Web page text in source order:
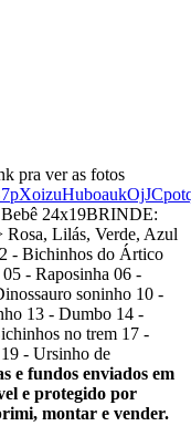
pra ver as fotos
Bebê 24x19BRINDE:
Lilás, Verde, Azul
- Bichinhos do Ártico
- Raposinha 06 -
soninho 10 -
13 - Dumbo 14 -
no trem 17 -
- Ursinho de
e fundos enviados em
e protegido por
montar e vender.